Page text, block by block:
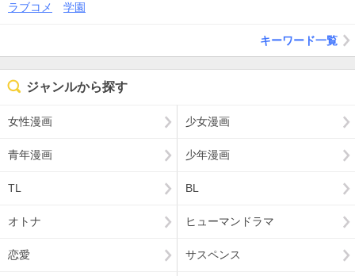
ラブコメ
学園
キーワード一覧
ジャンルから探す
女性漫画 少女漫画
青年漫画 少年漫画
TL BL
オトナ ヒューマンドラマ
恋愛 サスペンス